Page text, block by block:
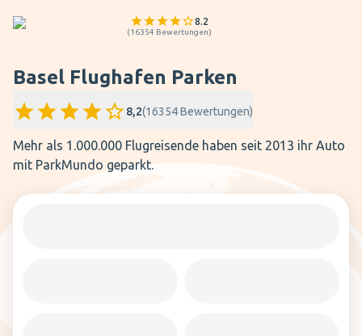
8.2
(16354 Bewertungen)
Basel Flughafen Parken
8,2(16354Bewertungen)
Mehr als 1.000.000 Flugreisende haben seit 2013 ihr Auto
mit ParkMundo geparkt.